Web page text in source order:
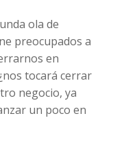
ola de
preocupados a
en
tocará cerrar
negocio, ya
un poco en